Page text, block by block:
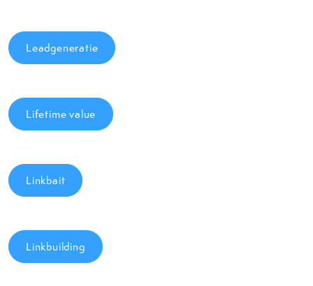
Leadgeneratie
Lifetime value
Linkbait
Linkbuilding